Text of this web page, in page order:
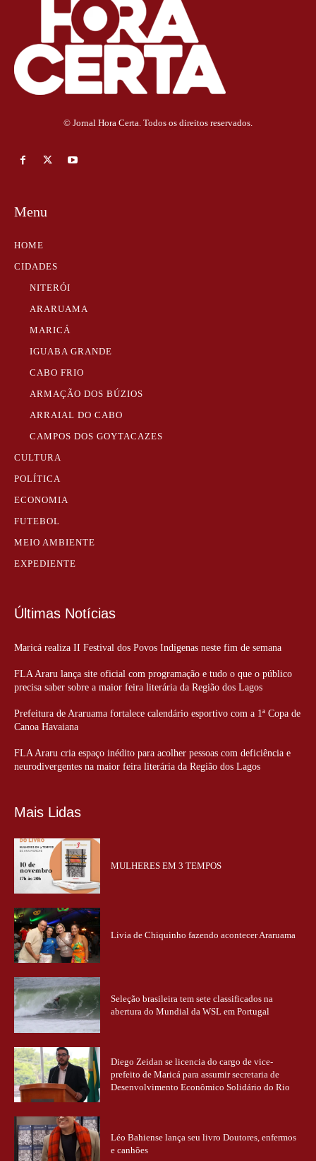
© Jornal Hora Certa. Todos os direitos reservados.
Menu
HOME
CIDADES
NITERÓI
ARARUAMA
MARICÁ
IGUABA GRANDE
CABO FRIO
ARMAÇÃO DOS BÚZIOS
ARRAIAL DO CABO
CAMPOS DOS GOYTACAZES
CULTURA
POLÍTICA
ECONOMIA
FUTEBOL
MEIO AMBIENTE
EXPEDIENTE
Últimas Notícias
Maricá realiza II Festival dos Povos Indígenas neste fim de semana
FLA Araru lança site oficial com programação e tudo o que o público
precisa saber sobre a maior feira literária da Região dos Lagos
Prefeitura de Araruama fortalece calendário esportivo com a 1ª Copa de
Canoa Havaiana
FLA Araru cria espaço inédito para acolher pessoas com deficiência e
neurodivergentes na maior feira literária da Região dos Lagos
Mais Lidas
MULHERES EM 3 TEMPOS
Livia de Chiquinho fazendo acontecer Araruama
Seleção brasileira tem sete classificados na
abertura do Mundial da WSL em Portugal
Diego Zeidan se licencia do cargo de vice-
prefeito de Maricá para assumir secretaria de
Desenvolvimento Econômico Solidário do Rio
Léo Bahiense lança seu livro Doutores, enfermos
e canhões